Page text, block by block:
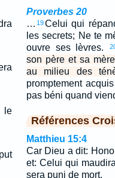
le
Proverbes 20
… 19Celui qui
les secrets; Ne te
ouvre ses lèvres.
son père et sa
au milieu des
promptement
pas béni quand
Références
Matthieu 15:4
Car Dieu a dit:
et: Celui qui
sera puni de mort.